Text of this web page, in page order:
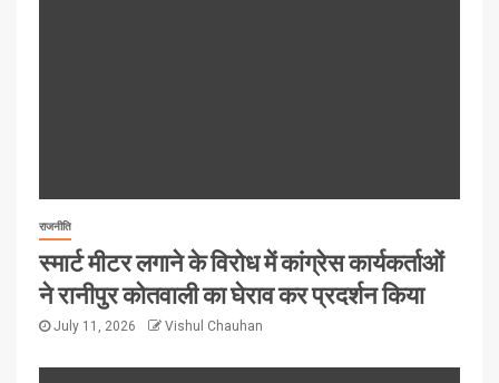
राजनीति
स्मार्ट मीटर लगाने के विरोध में कांग्रेस कार्यकर्ताओं
ने रानीपुर कोतवाली का घेराव कर प्रदर्शन किया
July 11, 2026 Vishul Chauhan